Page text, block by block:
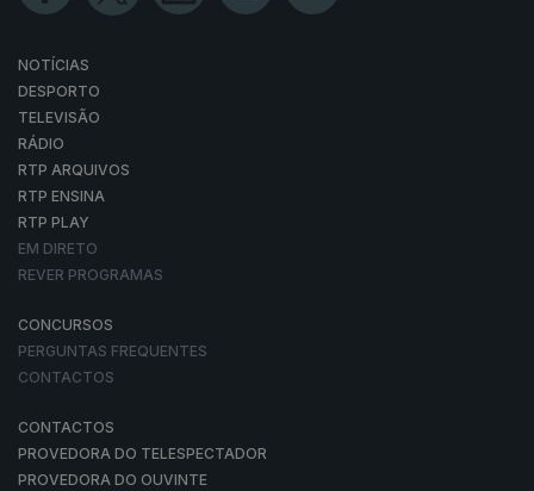
NOTÍCIAS
DESPORTO
TELEVISÃO
RÁDIO
RTP ARQUIVOS
RTP ENSINA
RTP PLAY
EM DIRETO
REVER PROGRAMAS
CONCURSOS
PERGUNTAS FREQUENTES
CONTACTOS
CONTACTOS
PROVEDORA DO TELESPECTADOR
PROVEDORA DO OUVINTE